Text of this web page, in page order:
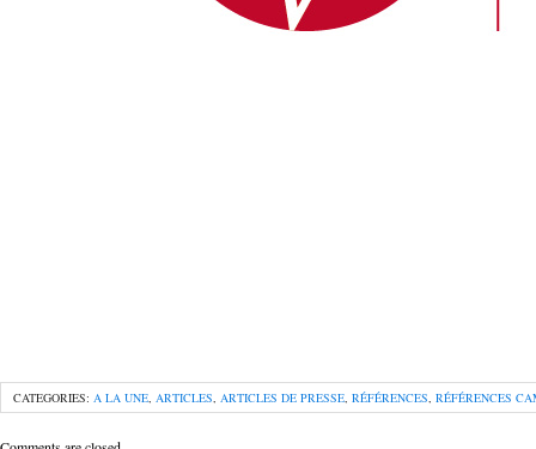
CATEGORIES: A LA UNE, ARTICLES, ARTICLES DE PRESSE, RÉFÉRENCES, RÉFÉRENCES